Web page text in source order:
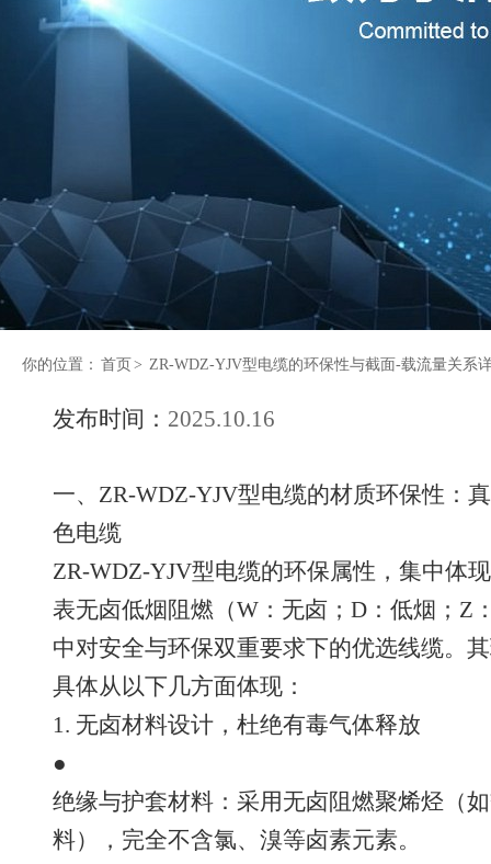
你的位置： 首页 > ZR-WDZ-YJV型电缆的环保性与截面-载流量关系
发布时间： 2025.10.16
一、ZR-WDZ-YJV型电缆的材质环保性：
色电缆
ZR-WDZ-YJV型电缆的环保属性，集中体
表无卤低烟阻燃（W：无卤；D：低烟；Z
中对安全与环保双重要求下的优选线缆。
具体从以下几方面体现：
1. 无卤材料设计，杜绝有毒气体释放
●
绝缘与护套材料：采用无卤阻燃聚烯烃（
料），完全不含氯、溴等卤素元素。